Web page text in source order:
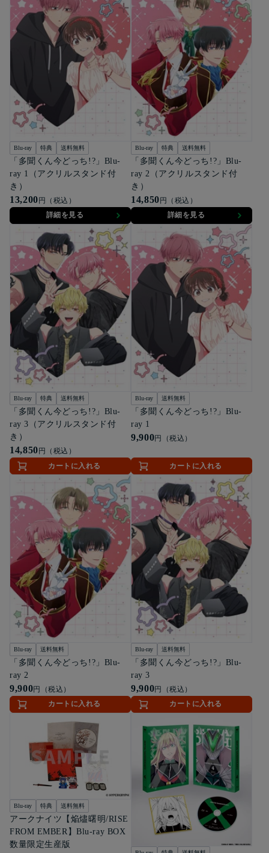
Blu-ray 特典 送料無料
「多聞くん今どっち!?」Blu-
ray 1（アクリルスタンド付
き）
13,200円（税込）
詳細を見る
Blu-ray 特典 送料無料
「多聞くん今どっち!?」Blu-
ray 2（アクリルスタンド付
き）
14,850円（税込）
詳細を見る
Blu-ray 特典 送料無料
「多聞くん今どっち!?」Blu-
ray 3（アクリルスタンド付
き）
14,850 円（税込）
カートに入れる
Blu-ray 送料無料
「多聞くん今どっち!?」Blu-
ray 1
9,900円（税込）
カートに入れる
Blu-ray 送料無料
「多聞くん今どっち!?」Blu-
ray 2
9,900円（税込）
カートに入れる
Blu-ray 送料無料
「多聞くん今どっち!?」Blu-
ray 3
9,900円（税込）
カートに入れる
Blu-ray 特典 送料無料
アークナイツ【焔燼曙明/RISE
FROM EMBER】Blu-ray BOX
数量限定生産版